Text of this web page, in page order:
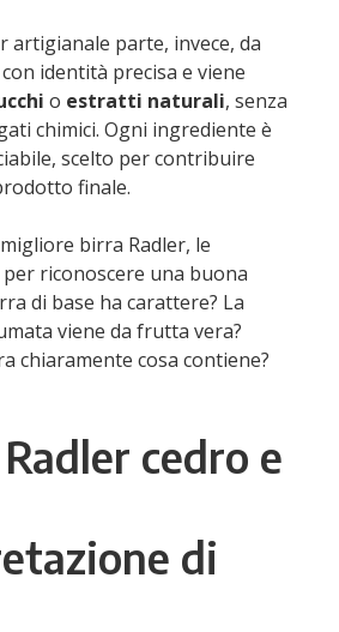
artigianale parte, invece, da
identità precisa e viene
o estratti naturali, senza
chimici. Ogni ingrediente è
scelto per contribuire
finale.
birra Radler, le
riconoscere una buona
di base ha carattere? La
viene da frutta vera?
chiaramente cosa contiene?
cedro e
di